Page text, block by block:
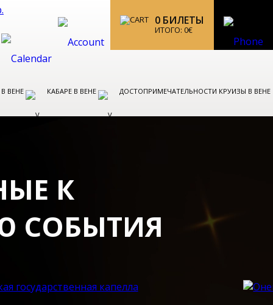
0 БИЛЕТЫ
ИТОГО: 0€
ВЕНЕ КАБАРЕ В ВЕНЕ ДОСТОПРИМЕЧАТЕЛЬНОСТИ КРУИЗЫ В ВЕНЕ
К
СОБЫТИЯ